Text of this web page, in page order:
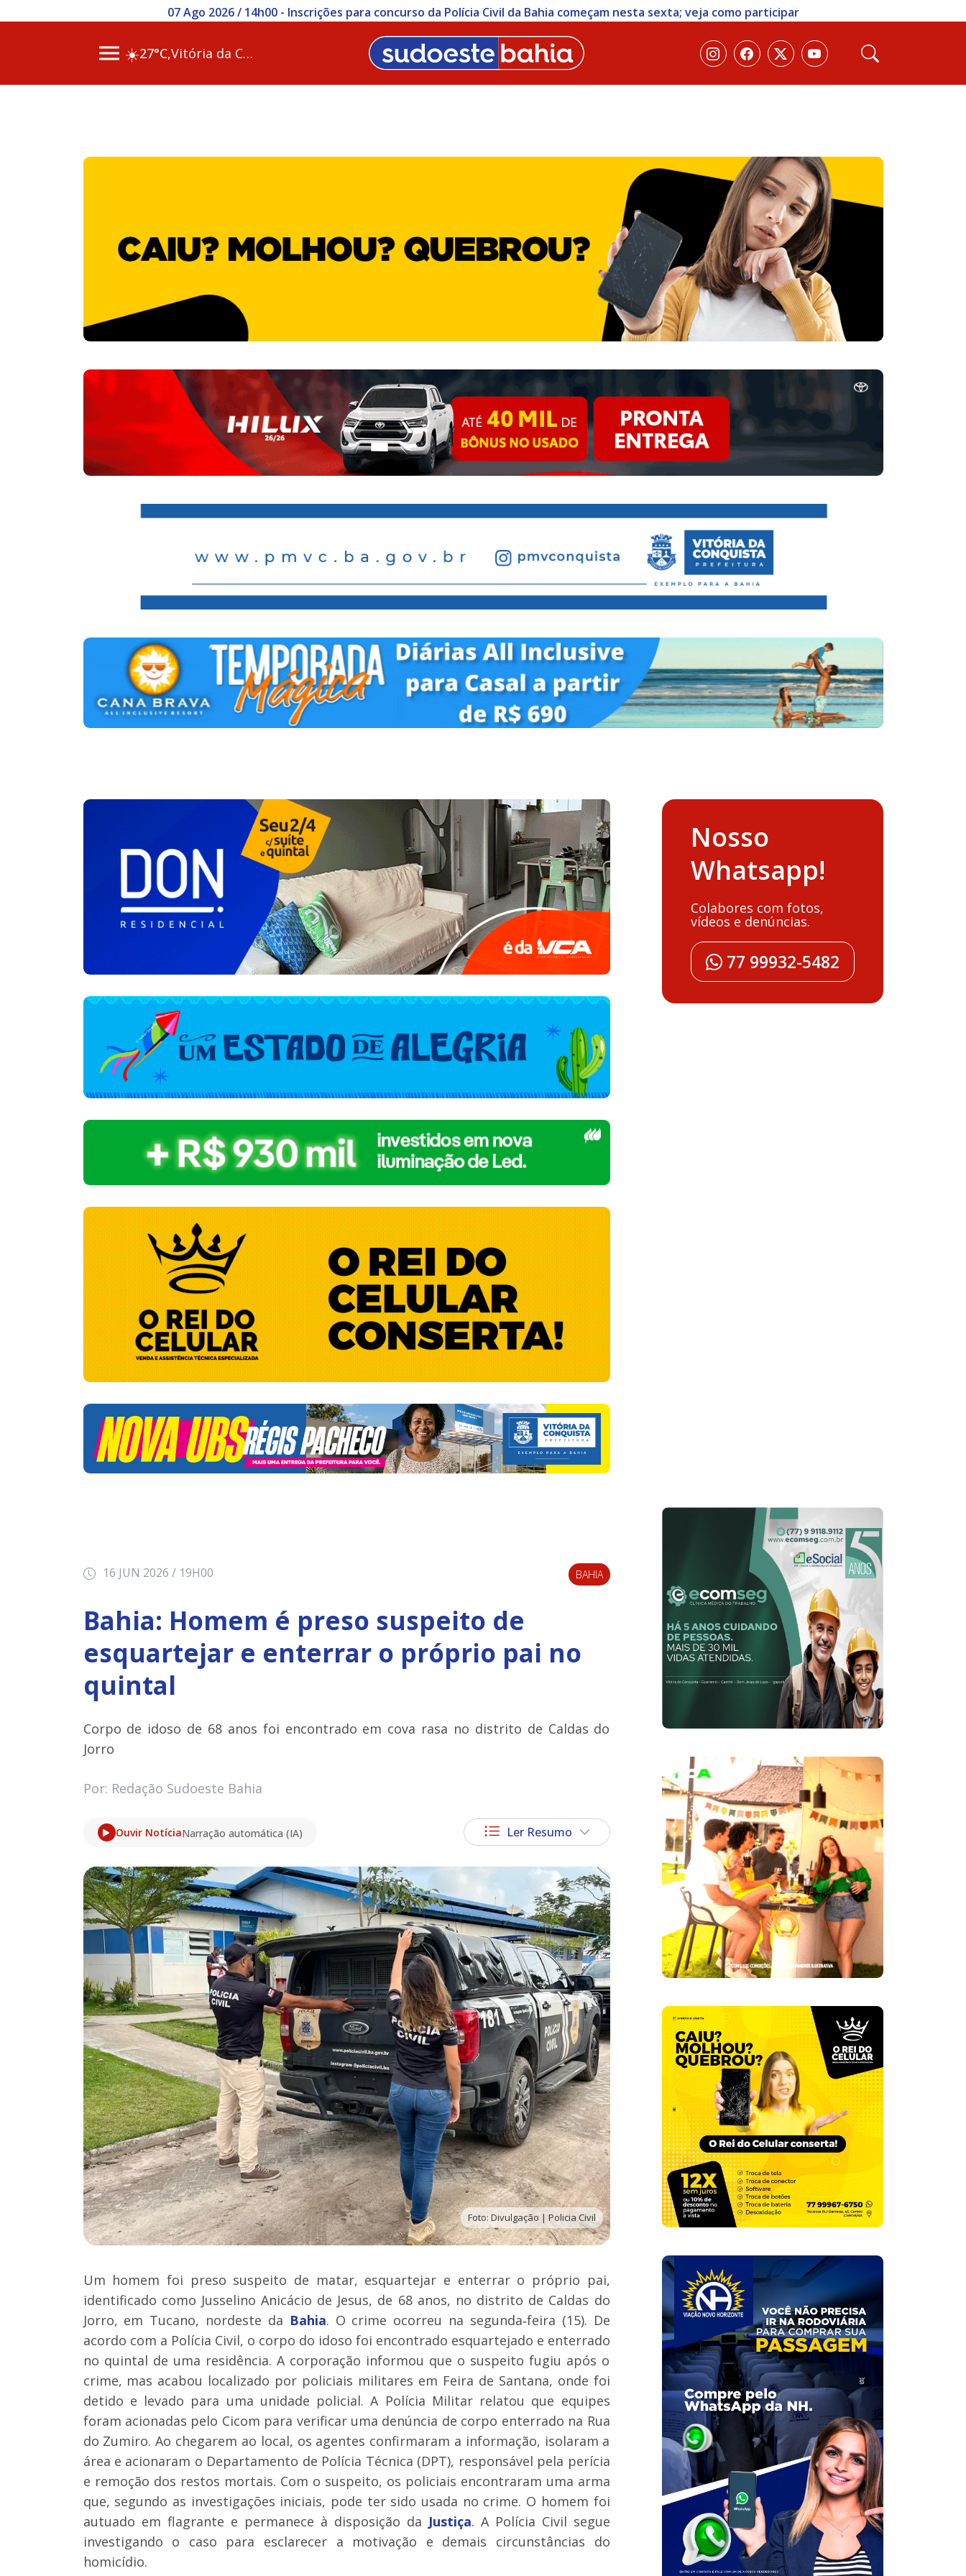
07 Ago 2026 / 14h00 - Inscrições para concurso da Polícia Civil da Bahia começam nesta sexta; veja como participar
☀️27°C, Vitória da Conq…
16 JUN 2026 / 19H00 BAHIA
Bahia: Homem é preso suspeito de
esquartejar e enterrar o próprio pai no
quintal
Corpo de idoso de 68 anos foi encontrado em cova rasa no distrito de Caldas do
Jorro
Por: Redação Sudoeste Bahia
Ouvir NotíciaNarração automática (IA) Ler Resumo
Foto: Divulgação | Policia Civil
Um homem foi preso suspeito de matar, esquartejar e enterrar o próprio pai,
identificado como Jusselino Anicácio de Jesus, de 68 anos, no distrito de Caldas do
Jorro, em Tucano, nordeste da Bahia. O crime ocorreu na segunda‑feira (15). De
acordo com a Polícia Civil, o corpo do idoso foi encontrado esquartejado e enterrado
no quintal de uma residência. A corporação informou que o suspeito fugiu após o
crime, mas acabou localizado por policiais militares em Feira de Santana, onde foi
detido e levado para uma unidade policial. A Polícia Militar relatou que equipes
foram acionadas pelo Cicom para verificar uma denúncia de corpo enterrado na Rua
do Zumiro. Ao chegarem ao local, os agentes confirmaram a informação, isolaram a
área e acionaram o Departamento de Polícia Técnica (DPT), responsável pela perícia
e remoção dos restos mortais. Com o suspeito, os policiais encontraram uma arma
que, segundo as investigações iniciais, pode ter sido usada no crime. O homem foi
autuado em flagrante e permanece à disposição da Justiça. A Polícia Civil segue
investigando o caso para esclarecer a motivação e demais circunstâncias do
homicídio.
Nosso
Whatsapp!
Colabores com fotos,
vídeos e denúncias.
77 99932-5482